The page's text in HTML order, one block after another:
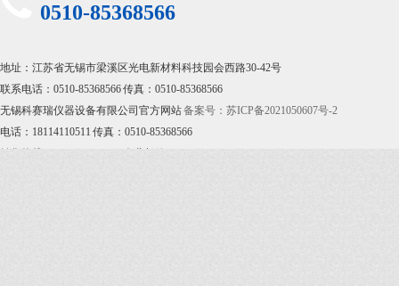
0510-85368566
地址：江苏省无锡市梁溪区光电新材料科技园会西路30-42号
联系电话：0510-85368566 传真：0510-85368566
无锡科赛瑞仪器设备有限公司官方网站备案号：苏ICP备2021050607号-2
电话：18114110511 传真：0510-85368566